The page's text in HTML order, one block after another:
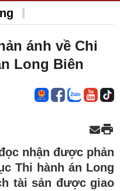
ánh về Chi
Long Biên
nhận được phản
Thi hành án Long
tài sản được giao